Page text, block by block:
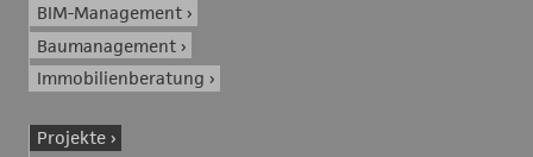
BIM-Management
Baumanagement
Immobilienberatung
Projekte